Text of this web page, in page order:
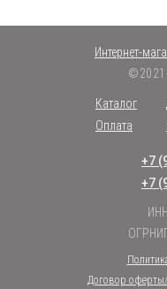
Каталог
Интернет-
Оплата
Договор оферты/
+7
+7